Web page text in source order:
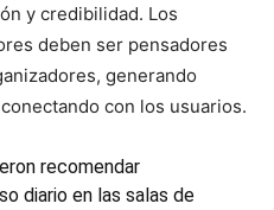
y credibilidad. Los
deben ser pensadores
generando
con los usuarios.
recomendar
diario en las salas de